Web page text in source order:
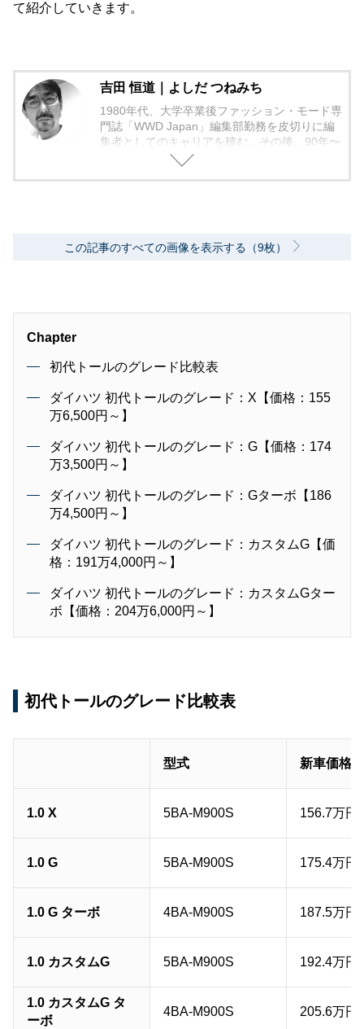
て紹介していきます。
吉田 恒道｜よしだ つねみち
1980年代、大学卒業後ファッション・モード専
門誌「WWD Japan」編集部勤務を皮切りに編
集者としてのキャリアを積む。その後、90年〜
2000年代、中堅出版社ダイヤモンド社の自動車
この記事のすべての画像を表示する（9枚）
Chapter
初代トールのグレード比較表
ダイハツ 初代トールのグレード：X【価格：155
万6,500円～】
ダイハツ 初代トールのグレード：G【価格：174
万3,500円～】
ダイハツ 初代トールのグレード：Gターボ【186
万4,500円～】
ダイハツ 初代トールのグレード：カスタムG【価
格：191万4,000円～】
ダイハツ 初代トールのグレード：カスタムGター
ボ【価格：204万6,000円～】
初代トールのグレード比較表
型式 新車価格
1.0 X 5BA-M900S 156.7万円
1.0 G 5BA-M900S 175.4万円
1.0 G ターボ 4BA-M900S 187.5万円
1.0 カスタムG 5BA-M900S 192.4万円
1.0 カスタムG タ
ーボ
4BA-M900S 205.6万円